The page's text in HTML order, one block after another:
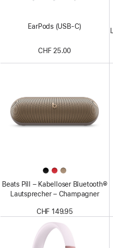
EarPods (USB-C)
CHF 25.00
Beats Pill – Kabelloser Bluetooth®
Lautsprecher – Champagner
CHF 149.95